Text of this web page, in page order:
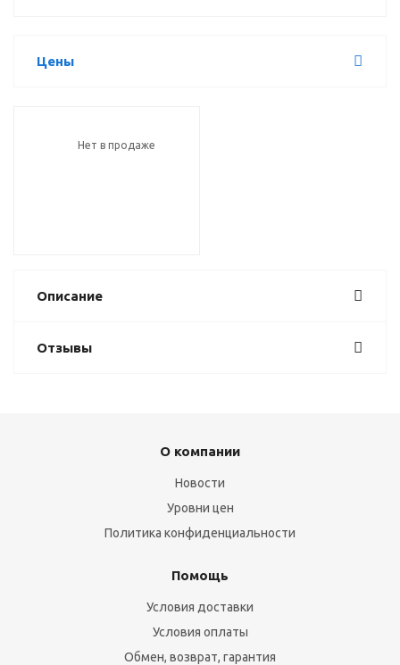
Цены
Нет в продаже
Описание
Отзывы
О компании
Новости
Уровни цен
Политика конфиденциальности
Помощь
Условия доставки
Условия оплаты
Обмен, возврат, гарантия